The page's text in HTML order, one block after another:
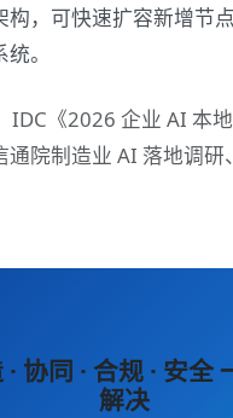
构，可快速扩容新增节
。
IDC《2026 企业 AI 本
通院制造业 AI 落地调研
· 协同 · 合规 · 安全
解决